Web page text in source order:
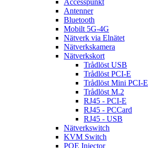
Accesspunkt
Antenner
Bluetooth
Mobilt 5G-4G
Nätverk via Elnätet
Nätverkskamera
Nätverkskort
Trådlöst USB
Trådlöst PCI-E
Trådlöst Mini PCI-E
Trådlöst M.2
RJ45 - PCI-E
RJ45 - PCCard
RJ45 - USB
Nätverkswitch
KVM Switch
POE Injector